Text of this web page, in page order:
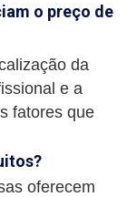
o preço de
da
e a
fatores que
oferecem